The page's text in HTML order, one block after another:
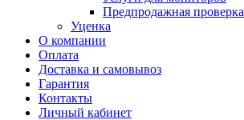
Предпродажная проверка
Уценка
О компании
Оплата
Доставка и самовывоз
Гарантия
Контакты
Личный кабинет